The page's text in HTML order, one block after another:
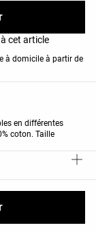
cet article
à domicile à partir de
en différentes
coton. Taille